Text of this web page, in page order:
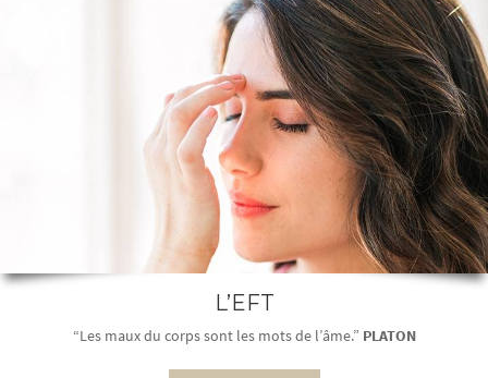
L’EFT
“Les maux du corps sont les mots de l’âme.” PLATON